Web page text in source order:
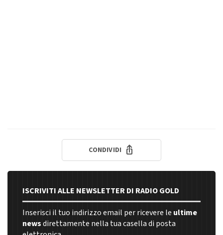
CONDIVIDI
ISCRIVITI ALLE NEWSLETTER DI RADIO GOLD
Inserisci il tuo indirizzo email per ricevere le ultime
newsdirettamente nella tua casella di posta